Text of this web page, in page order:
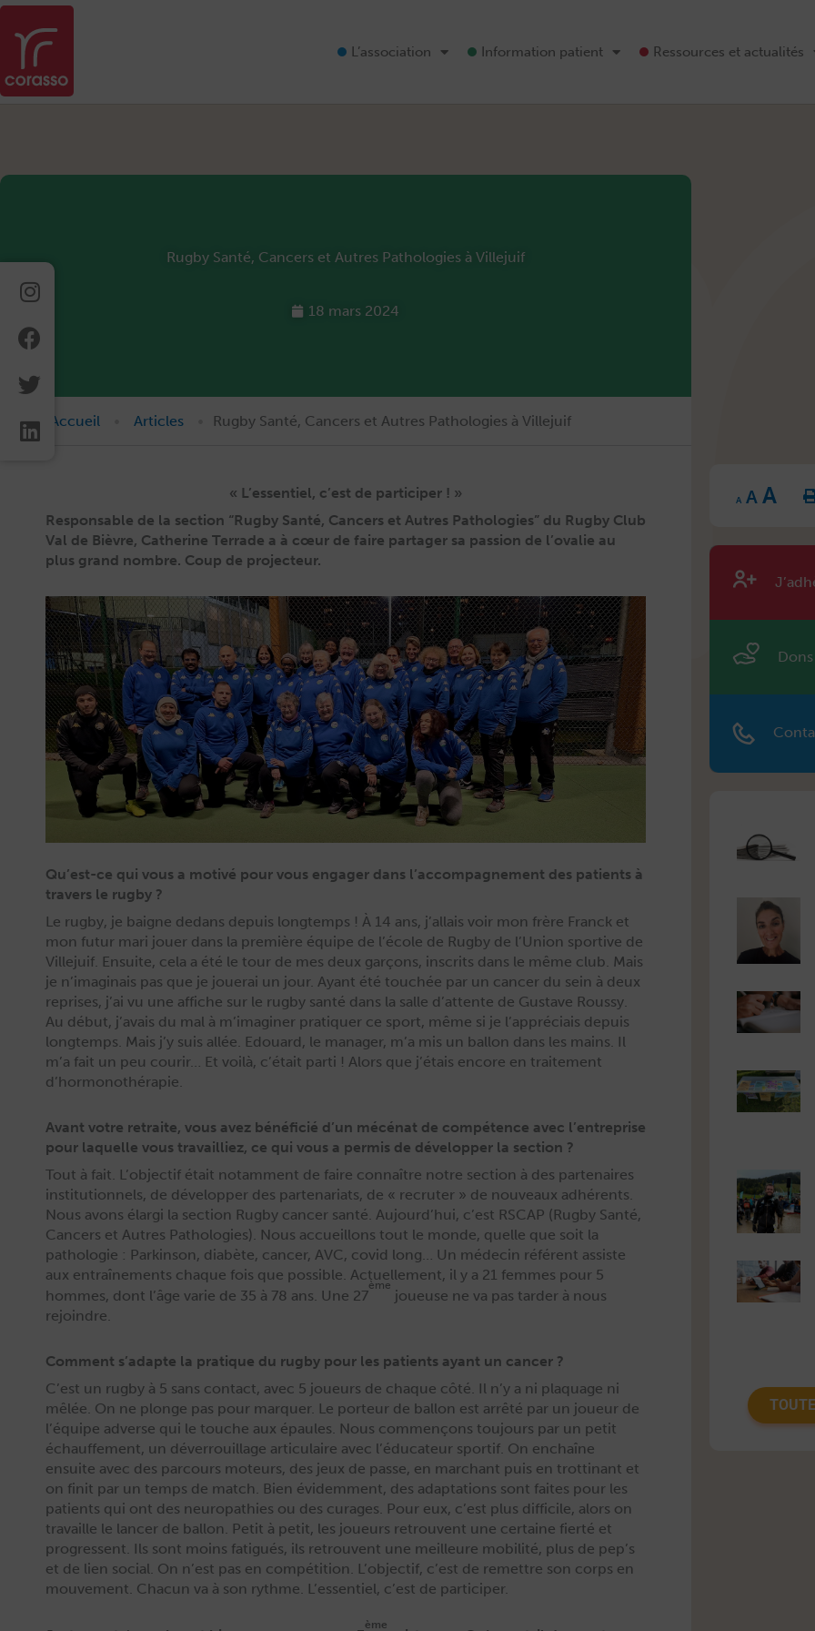
Aller
contenu
L’association Information patient Ressources et actualités
Instagram
Facebook
Twitter
Linkedin
Rugby Santé, Cancers et Autres Pathologies à Villejuif
18 mars 2024
Accueil Articles Rugby Santé, Cancers et Autres Pathologies à Villejuif
« L’essentiel, c’est de participer ! »
Respon­s­able de la sec­tion “Rug­by San­té, Can­cers et Autres Patholo­gies” du Rug­by Club
Val de Bièvre, Cather­ine Ter­rade a à cœur de faire partager sa pas­sion de l’ovalie au
plus grand nom­bre. Coup de projecteur.
Qu’est-ce qui vous a motivé pour vous engager dans l’accompagnement des patients à
travers le rugby ?
Le rug­by, je baigne dedans depuis longtemps ! À 14 ans, j’allais voir mon frère Franck et
mon futur mari jouer dans la pre­mière équipe de l’école de Rug­by de l’Union sportive de
Ville­juif. Ensuite, cela a été le tour de mes deux garçons, inscrits dans le même club. Mais
je n’imaginais pas que je jouerai un jour. Ayant été touchée par un can­cer du sein à deux
repris­es, j’ai vu une affiche sur le rug­by san­té dans la salle d’attente de Gus­tave Roussy.
Au début, j’avais du mal à m’imaginer pra­ti­quer ce sport, même si je l’appréciais depuis
longtemps. Mais j’y suis allée. Edouard, le man­ag­er, m’a mis un bal­lon dans les mains. Il
m’a fait un peu courir… Et voilà, c’était par­ti ! Alors que j’étais encore en traite­ment
d’hormonothérapie.
Avant votre retraite, vous avez bénéficié d’un mécénat de compétence avec l’entreprise
pour laquelle vous travailliez, ce qui vous a permis de développer la section ?
Tout à fait. L’objectif était notam­ment de faire con­naître notre sec­tion à des parte­naires
insti­tu­tion­nels, de dévelop­per des parte­nar­i­ats, de « recruter » de nou­veaux adhérents.
Nous avons élar­gi la sec­tion Rug­by can­cer san­té. Aujourd’hui, c’est RSCAP (Rug­by San­té,
Can­cers et Autres Patholo­gies). Nous accueil­lons tout le monde, quelle que soit la
patholo­gie : Parkin­son, dia­bète, can­cer, AVC, covid long… Un médecin référent assiste
aux entraîne­ments chaque fois que pos­si­ble. Actuelle­ment, il y a 21 femmes pour 5
hommes, dont l’âge varie de 35 à 78 ans. Une 27
ème
joueuse ne va pas tarder à nous
rejoindre.
Comment s’adapte la pratique du rugby pour les patients ayant un cancer ?
C’est un rug­by à 5 sans con­tact, avec 5 joueurs de chaque côté. Il n’y a ni plaquage ni
mêlée. On ne plonge pas pour mar­quer. Le por­teur de bal­lon est arrêté par un joueur de
l’équipe adverse qui le touche aux épaules. Nous com­mençons tou­jours par un petit
échauf­fe­ment, un déver­rouil­lage artic­u­laire avec l’éducateur sportif. On enchaîne
ensuite avec des par­cours moteurs, des jeux de passe, en marchant puis en trot­ti­nant et
on finit par un temps de match. Bien évidem­ment, des adap­ta­tions sont faites pour les
patients qui ont des neu­ropathies ou des curages. Pour eux, c’est plus dif­fi­cile, alors on
tra­vaille le lancer de bal­lon. Petit à petit, les joueurs retrou­vent une cer­taine fierté et
pro­gressent. Ils sont moins fatigués, ils retrou­vent une meilleure mobil­ité, plus de pep’s
et de lien social. On n’est pas en com­péti­tion. L’objectif, c’est de remet­tre son corps en
mou­ve­ment. Cha­cun va à son rythme. L’essentiel, c’est de participer.
ème
A
Decrease
font
size.
A Reset
font
size.
A
Dons